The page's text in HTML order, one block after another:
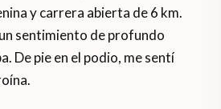
y carrera abierta de 6 km.
sentimiento de profundo
De pie en el podio, me sentí